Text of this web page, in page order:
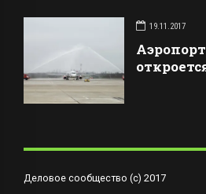
19.11.2017
Деловое сообщество (с) 2017